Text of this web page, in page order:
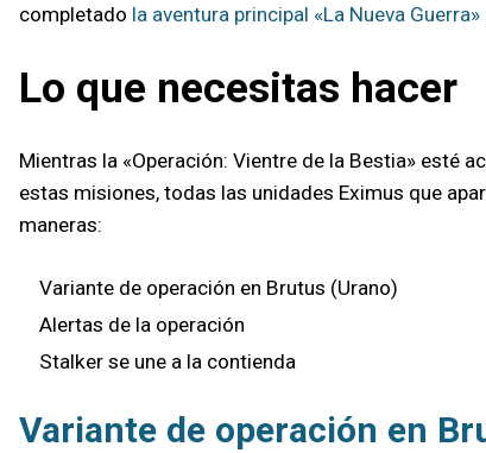
completado la aventura principal «La Nueva Guerra»
Lo que necesitas hacer
Mientras la «Operación: Vientre de la Bestia» esté
estas misiones, todas las unidades Eximus que
maneras:
Variante de operación en Brutus (Urano)
Alertas de la operación
Stalker se une a la contienda
Variante de operación en